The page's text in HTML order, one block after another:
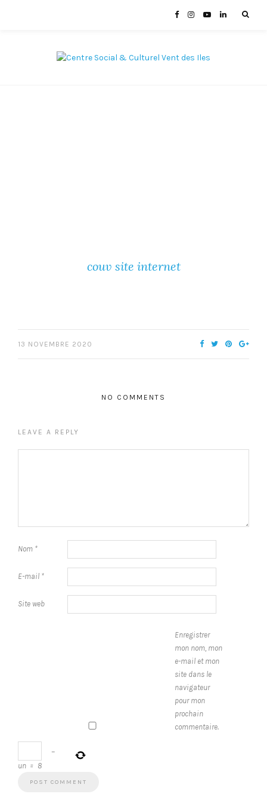
couv site internet
13 NOVEMBRE 2020
NO COMMENTS
LEAVE A REPLY
Nom *
E-mail *
Site web
Enregistrer
mon nom, mon
e-mail et mon
site dans le
navigateur
pour mon
prochain
commentaire.
−
un = 8